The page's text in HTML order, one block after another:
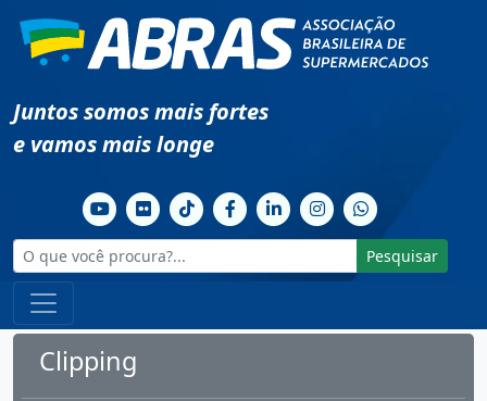
Juntos somos mais fortes
e vamos mais longe
Pesquisar
Clipping